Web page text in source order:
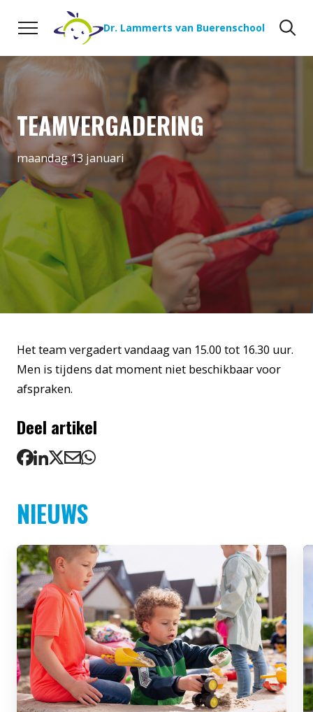
Naar de inhoud
Dr. Lammerts van Buerenschool
TEAMVERGADERING
maandag 13 januari
Het team vergadert vandaag van 15.00 tot 16.30 uur.
Men is tijdens dat moment niet beschikbaar voor
afspraken.
Deel artikel
NIEUWS